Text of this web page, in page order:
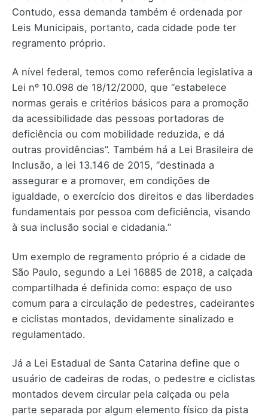
Contudo, essa demanda também é ordenada por
Leis Municipais, portanto, cada cidade pode ter
regramento próprio.
A nível federal, temos como referência legislativa a
Lei nº 10.098 de 18/12/2000, que “estabelece
normas gerais e critérios básicos para a promoção
da acessibilidade das pessoas portadoras de
deficiência ou com mobilidade reduzida, e dá
outras providências”. Também há a Lei Brasileira de
Inclusão, a lei 13.146 de 2015, “destinada a
assegurar e a promover, em condições de
igualdade, o exercício dos direitos e das liberdades
fundamentais por pessoa com deficiência, visando
à sua inclusão social e cidadania.”
Um exemplo de regramento próprio é a cidade de
São Paulo, segundo a Lei 16885 de 2018, a calçada
compartilhada é definida como: espaço de uso
comum para a circulação de pedestres, cadeirantes
e ciclistas montados, devidamente sinalizado e
regulamentado.
Já a Lei Estadual de Santa Catarina define que o
usuário de cadeiras de rodas, o pedestre e ciclistas
montados devem circular pela calçada ou pela
parte separada por algum elemento físico da pista